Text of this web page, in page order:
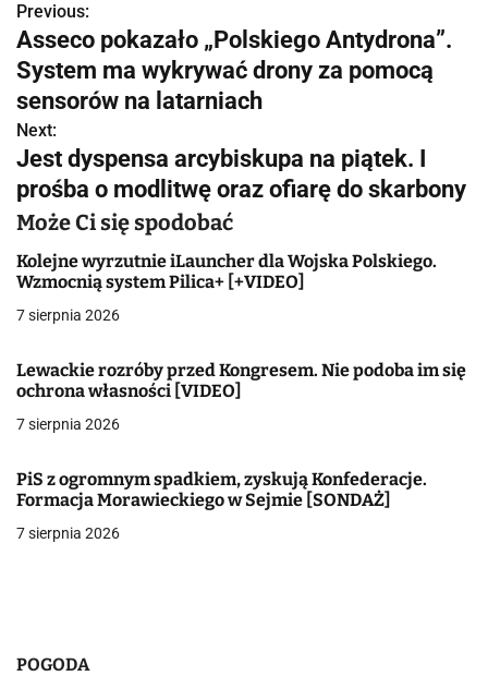
N
a
w
i
g
a
c
j
w
p
i
s
Previous:
Asseco pokazało „Polskiego Antydrona”.
System ma wykrywać drony za pomocą
sensorów na latarniach
Next:
Jest dyspensa arcybiskupa na piątek. I
prośba o modlitwę oraz ofiarę do skarbony
Może Ci się spodobać
Kolejne wyrzutnie iLauncher dla Wojska Polskiego.
Wzmocnią system Pilica+ [+VIDEO]
7 sierpnia 2026
Lewackie rozróby przed Kongresem. Nie podoba im się
ochrona własności [VIDEO]
7 sierpnia 2026
PiS z ogromnym spadkiem, zyskują Konfederacje.
Formacja Morawieckiego w Sejmie [SONDAŻ]
7 sierpnia 2026
POGODA